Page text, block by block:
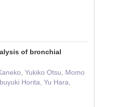
of bronchial
Yukiko Otsu, Momo
Horita, Yu Hara,